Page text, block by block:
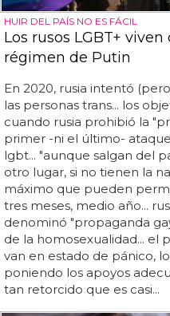
HUIR DEL PAÍS NO ES FÁCIL
Los rusos LGBT+
régimen de Putin
En 2020, rusia intentó
las personas trans... los
cuando rusia prohibió la
primer -ni el último-
lgbt... "aunque salgan del
otro lugar, si no tienen la
máximo que pueden
tres meses, medio año...
denominó "propaganda
de la homosexualidad... el
van en estado de pánico,
poniendo los apoyos
tan retorcido que es casi...